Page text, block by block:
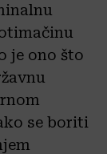
je ono što
se boriti